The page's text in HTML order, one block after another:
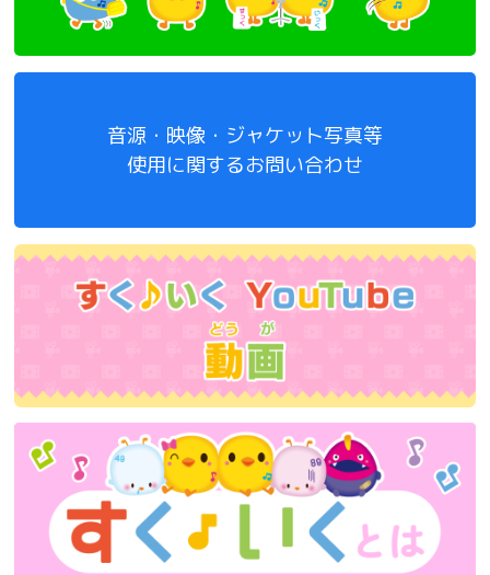
音源・映像・ジャケット写真等
使用に関するお問い合わせ